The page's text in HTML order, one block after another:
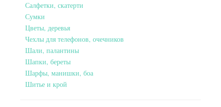
Салфетки, скатерти
Сумки
Цветы, деревья
Чехлы для телефонов, очечников
Шали, палантины
Шапки, береты
Шарфы, манишки, боа
Шитье и крой